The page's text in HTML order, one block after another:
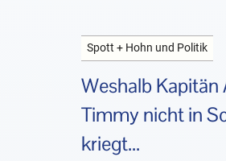
Spott + Hohn und Politik
Weshalb
Timmy nicht in
kriegt...